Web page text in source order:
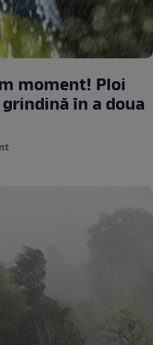
moment! Ploi
în a doua